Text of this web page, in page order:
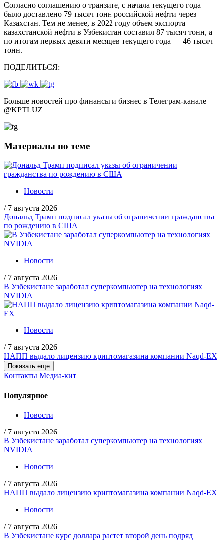
Согласно соглашению о транзите, с начала текущего года
было доставлено 79 тысяч тонн российской нефти через
Казахстан. Тем не менее, в 2022 году объем экспорта
казахстанской нефти в Узбекистан составил 87 тысяч тонн, а
по итогам первых девяти месяцев текущего года — 46 тысяч
тонн.
ПОДЕЛИТЬСЯ:
Больше новостей про финансы и бизнес в Телеграм-канале
@KPTLUZ
Материалы по теме
Новости
/ 7 августа 2026
Дональд Трамп подписал указы об ограничении гражданства
по рождению в США
Новости
/ 7 августа 2026
В Узбекистане заработал суперкомпьютер на технологиях
NVIDIA
Новости
/ 7 августа 2026
НАПП выдало лицензию криптомагазина компании Naqd-EX
Показать еще
Контакты Медиа-кит
Популярное
Новости
/ 7 августа 2026
В Узбекистане заработал суперкомпьютер на технологиях
NVIDIA
Новости
/ 7 августа 2026
НАПП выдало лицензию криптомагазина компании Naqd-EX
Новости
/ 7 августа 2026
В Узбекистане курс доллара растет второй день подряд